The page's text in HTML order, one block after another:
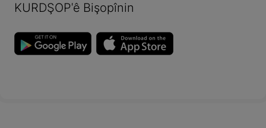
KURDŞOP'ê Bişopînin